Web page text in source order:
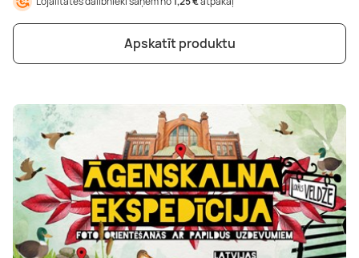
Apskatīt produktu